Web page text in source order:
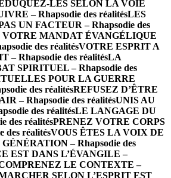
LES SELON LA VOIE
– Rhapsodie des réalitésLES
UN FACTEUR – Rhapsodie des
VOTRE MANDAT ÉVANGÉLIQUE
des réalitésVOTRE ESPRIT A
– Rhapsodie des réalitésLA
SPIRITUEL – Rhapsodie des
POUR LA GUERRE
des réalitésREFUSEZ D’ÊTRE
– Rhapsodie des réalitésUNIS AU
des réalitésLE LANGAGE DU
des réalitésPRENEZ VOTRE CORPS
des réalitésVOUS ÊTES LA VOIX DE
– Rhapsodie des
EST DANS L’ÉVANGILE –
LE CONTEXTE –
SELON L’ESPRIT EST